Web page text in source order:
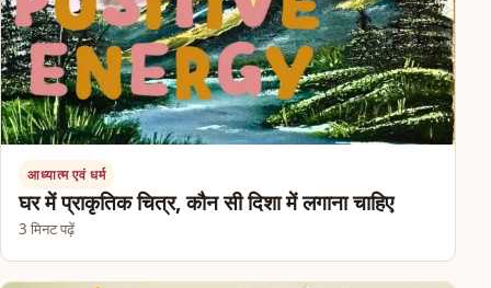
आध्यात्म एवं धर्म
घर में प्राकृतिक चित्र, कौन सी दिशा में लगाना चाहिए
3 मिनट पढ़ें